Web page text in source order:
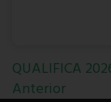
QUALIFICA
Anterior